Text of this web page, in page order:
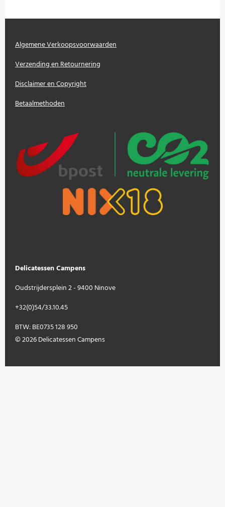
Algemene Verkoopsvoorwaarden
Verzending en Retournering
Disclaimer en Copyright
Betaalmethoden
Delicatessen Campens
Oudstrijdersplein 2 - 9400 Ninove
+32(0)54/33.10.45
BTW: BE0735 128 950
© 2026 Delicatessen Campens